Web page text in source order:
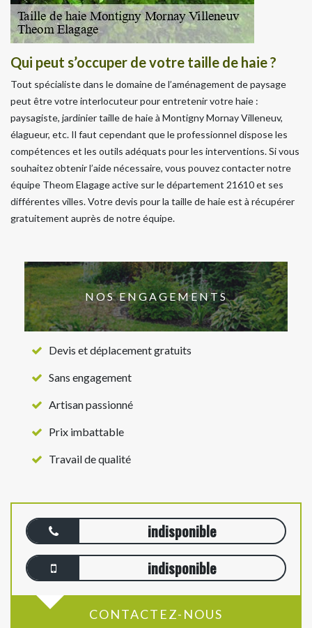
Qui peut s’occuper de votre taille de haie ?
Tout spécialiste dans le domaine de l’aménagement de paysage
peut être votre interlocuteur pour entretenir votre haie :
paysagiste, jardinier taille de haie à Montigny Mornay Villeneuv,
élagueur, etc. Il faut cependant que le professionnel dispose les
compétences et les outils adéquats pour les interventions. Si vous
souhaitez obtenir l’aide nécessaire, vous pouvez contacter notre
équipe Theom Elagage active sur le département 21610 et ses
différentes villes. Votre devis pour la taille de haie est à récupérer
gratuitement auprès de notre équipe.
NOS ENGAGEMENTS
Devis et déplacement gratuits
Sans engagement
Artisan passionné
Prix imbattable
Travail de qualité
indisponible
indisponible
CONTACTEZ-NOUS